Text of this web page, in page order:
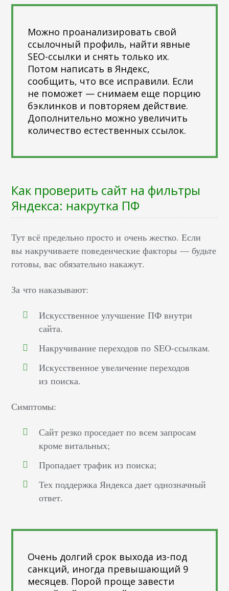
Можно проанализировать свой
ссылочный профиль, найти явные
SEO-ссылки и снять только их.
Потом написать в Яндекс,
сообщить, что все исправили. Если
не поможет — снимаем еще порцию
бэклинков и повторяем действие.
Дополнительно можно увеличить
количество естественных ссылок.
Как проверить сайт на фильтры
Яндекса: накрутка ПФ
Тут всё предельно просто и очень жестко. Если
вы накручиваете поведенческие факторы — будьте
готовы, вас обязательно накажут.
За что наказывают:
Искусственное улучшение ПФ внутри
сайта.
Накручивание переходов по SEO-ссылкам.
Искусственное увеличение переходов
из поиска.
Симптомы:
Сайт резко проседает по всем запросам
кроме витальных;
Пропадает трафик из поиска;
Тех поддержка Яндекса дает однозначный
ответ.
Очень долгий срок выхода из-под
санкций, иногда превышающий 9
месяцев. Порой проще завести